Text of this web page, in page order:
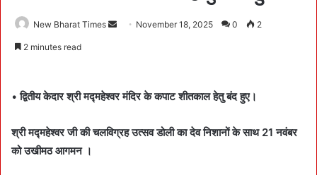
New Bharat Times
a
November 18, 2025 0 2
2 minutes read
•द्वितीय केदार श्री मद्महेश्वर मंदिर के कपाट शीतकाल हेतु बंद हुए।
श्री मद्महेश्वर जी की चलविग्रह उत्सव डोली का देव निशानों के साथ 21 नवंबर
को उखीमठ आगमन ।